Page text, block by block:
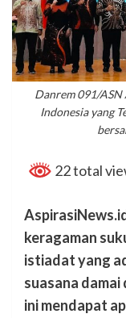
Danrem 091/
Indonesia yang
22 total
keragaman
istiadat yang
suasana
ini mendapat